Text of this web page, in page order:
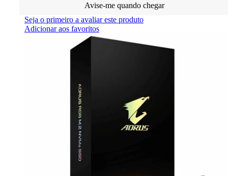
Avise-me quando chegar
Seja o primeiro a avaliar este produto
Adicionar aos favoritos